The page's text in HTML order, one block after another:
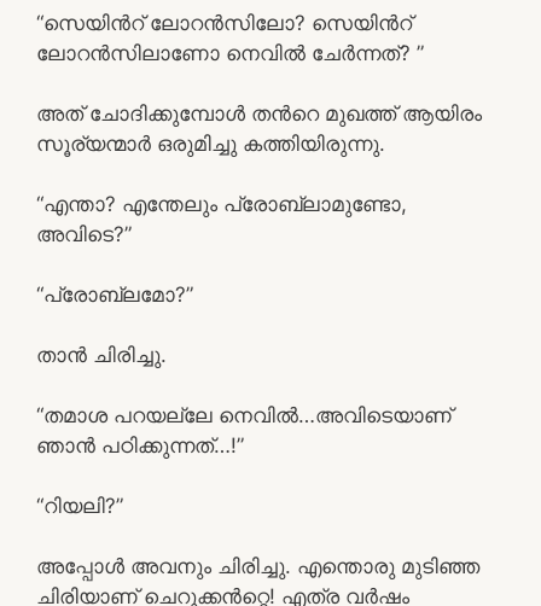
“സെയിന്‍റ് ലോറന്‍സിലോ? സെയിന്‍റ്
ലോറന്‍സിലാണോ നെവില്‍ ചേര്‍ന്നത്? ”
അത് ചോദിക്കുമ്പോള്‍ തന്‍റെ മുഖത്ത് ആയിരം
സൂര്യന്മാര്‍ ഒരുമിച്ചു കത്തിയിരുന്നു.
“എന്താ? എന്തേലും പ്രോബ്ലാമുണ്ടോ,
അവിടെ?”
“പ്രോബ്ലമോ?”
താന്‍ ചിരിച്ചു.
“തമാശ പറയല്ലേ നെവില്‍…അവിടെയാണ്
ഞാന്‍ പഠിക്കുന്നത്…!”
“റിയലി?”
അപ്പോള്‍ അവനും ചിരിച്ചു. എന്തൊരു മുടിഞ്ഞ
ചിരിയാണ് ചെറുക്കന്‍റ്റെ! എത്ര വര്‍ഷം